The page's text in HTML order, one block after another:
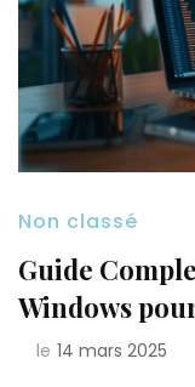
Non classé
Guide
Windows
le 14 mars 2025